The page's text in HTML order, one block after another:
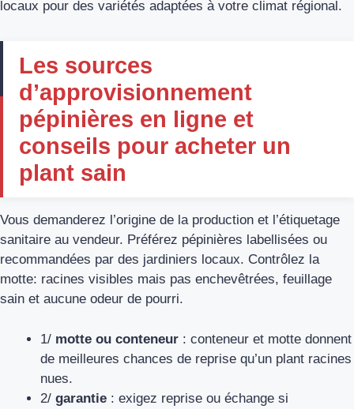
locaux pour des variétés adaptées à votre climat régional.
Les sources
d’approvisionnement
pépinières en ligne et
conseils pour acheter un
plant sain
Vous demanderez l’origine de la production et l’étiquetage
sanitaire au vendeur. Préférez pépinières labellisées ou
recommandées par des jardiniers locaux. Contrôlez la
motte: racines visibles mais pas enchevêtrées, feuillage
sain et aucune odeur de pourri.
1/ motte ou conteneur : conteneur et motte donnent
de meilleures chances de reprise qu’un plant racines
nues.
2/ garantie : exigez reprise ou échange si